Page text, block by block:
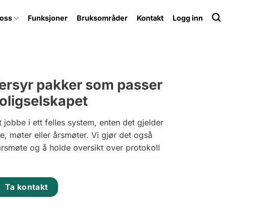
Funksjoner Bruksområder Kontakt Logg inn
pakker som passer
jobbe i ett felles system, enten det gjelder
møter eller årsmøter. Vi gjør det også
og å holde oversikt over protokoll
Ta kontakt